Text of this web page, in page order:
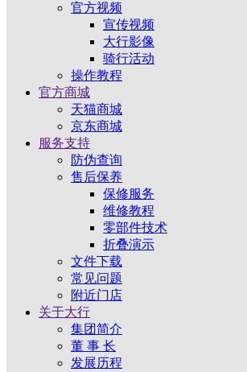
官方视频
宣传视频
大行影像
骑行活动
操作教程
官方商城
天猫商城
京东商城
服务支持
防伪查询
售后保养
保修服务
维修教程
零部件技术
折叠演示
文件下载
常见问题
附近门店
关于大行
集团简介
董 事 长
发展历程